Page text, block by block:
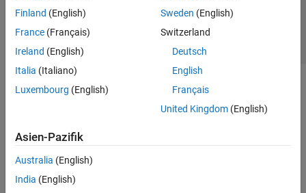
Finland (English)
France (Français)
Ireland (English)
Italia (Italiano)
Luxembourg (English)
Sweden (English)
Switzerland
Deutsch
English
Français
United Kingdom(English)
Asien-Pazifik
Australia (English)
India (English)
Website auswählen
Deutschland